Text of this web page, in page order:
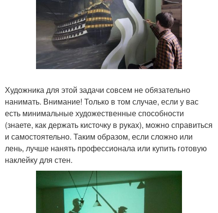
Художника для этой задачи совсем не обязательно
нанимать. Внимание! Только в том случае, если у вас
есть минимальные художественные способности
(знаете, как держать кисточку в руках), можно справиться
и самостоятельно. Таким образом, если сложно или
лень, лучше нанять профессионала или купить готовую
наклейку для стен.